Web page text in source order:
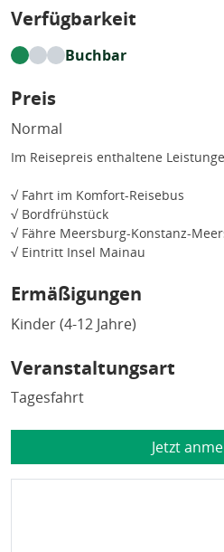
Verfügbarkeit
Buchbar
Preis
Normal
Im Reisepreis enthaltene
√ Fahrt im Komfort-Reisebus
√ Bordfrühstück
√ Fähre Meersburg-Konstanz-
√ Eintritt Insel Mainau
Ermäßigungen
Kinder (4-12 Jahre)
Veranstaltungsart
Tagesfahrt
Jetzt